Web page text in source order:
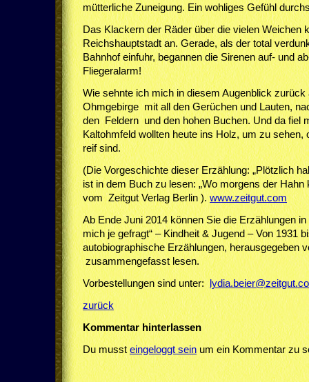
mütterliche Zuneigung. Ein wohliges Gefühl
Das Klackern der Räder über die vielen Weichen
Reichshauptstadt an. Gerade, als der total
Bahnhof einfuhr, begannen die Sirenen auf- und
Fliegeralarm!
Wie sehnte ich mich in diesem Augenblick
Ohmgebirge mit all den Gerüchen und Lauten,
den Feldern und den hohen Buchen. Und da fiel
Kaltohmfeld wollten heute ins Holz, um zu sehen,
reif sind.
(Die Vorgeschichte dieser Erzählung: „Plötzlich
ist in dem Buch zu lesen: „Wo morgens der Hahn
vom Zeitgut Verlag Berlin ).www.zeitgut.com
Ab Ende Juni 2014 können Sie die Erzählungen
mich je gefragt“ – Kindheit & Jugend – Von 1931
autobiographische Erzählungen, herausgegeben
zusammengefasst lesen.
Vorbestellungen sind unter:
zurück
Kommentar hinterlassen
Du mussteingeloggt seinum ein Kommentar zu